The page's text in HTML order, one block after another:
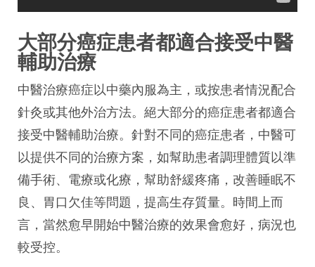
大部分癌症患者都適合接受中醫
輔助治療
中醫治療癌症以中藥內服為主，或按患者情況配合
針灸或其他外治方法。絕大部分的癌症患者都適合
接受中醫輔助治療。針對不同的癌症患者，中醫可
以提供不同的治療方案，如幫助患者調理體質以準
備手術、電療或化療，幫助舒緩疼痛，改善睡眠不
良、胃口欠佳等問題，提高生存質量。時間上而
言，當然愈早開始中醫治療的效果會愈好，病況也
較受控。